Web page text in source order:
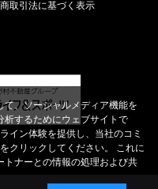
取引法に基づく表示
、ソーシャルメディア機能を
析するためにウェブサイトで
イン体験を提供し、当社のコミ
クリックしてください。 これに
トナーとの情報の処理および共